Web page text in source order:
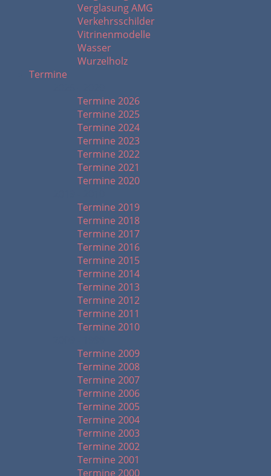
Verglasung AMG
Verkehrsschilder
Vitrinenmodelle
Wasser
Wurzelholz
Termine
Termine 2026
Termine 2025
Termine 2024
Termine 2023
Termine 2022
Termine 2021
Termine 2020
Termine 2019
Termine 2018
Termine 2017
Termine 2016
Termine 2015
Termine 2014
Termine 2013
Termine 2012
Termine 2011
Termine 2010
Termine 2009
Termine 2008
Termine 2007
Termine 2006
Termine 2005
Termine 2004
Termine 2003
Termine 2002
Termine 2001
Termine 2000